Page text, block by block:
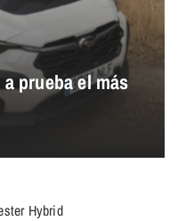
prueba el más
Hybrid